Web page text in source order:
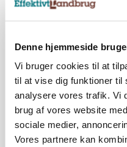
Denne hjemmeside
Vi bruger cookies til at
til at vise dig funktioner til
analysere vores trafik. Vi
brug af vores website
sociale medier,
Vores partnere kan
MARKED